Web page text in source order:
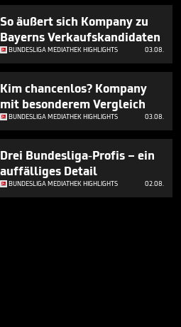
So äußert sich Kompany zu
Bayerns Verkaufskandidaten
BUNDESLIGA MEDIATHEK HIGHLIGHTS 03.08.
Kim chancenlos? Kompany
mit besonderem Vergleich
BUNDESLIGA MEDIATHEK HIGHLIGHTS 03.08.
Drei Bundesliga-Profis – ein
auffälliges Detail
BUNDESLIGA MEDIATHEK HIGHLIGHTS 02.08.